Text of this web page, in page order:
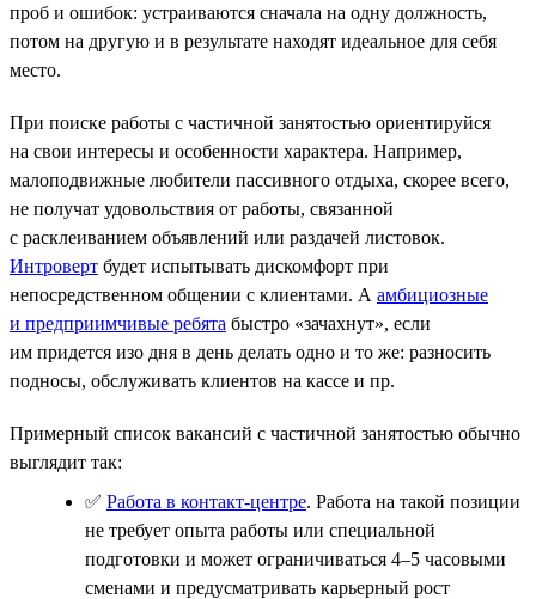
проб и ошибок: устраиваются сначала на одну должность,
потом на другую и в результате находят идеальное для себя
место.
При поиске работы с частичной занятостью ориентируйся
на свои интересы и особенности характера. Например,
малоподвижные любители пассивного отдыха, скорее всего,
не получат удовольствия от работы, связанной
с расклеиванием объявлений или раздачей листовок.
Интроверт будет испытывать дискомфорт при
непосредственном общении с клиентами. А амбициозные
и предприимчивые ребята быстро «зачахнут», если
им придется изо дня в день делать одно и то же: разносить
подносы, обслуживать клиентов на кассе и пр.
Примерный список вакансий с частичной занятостью обычно
выглядит так:
✅ Работа в контакт-центре. Работа на такой позиции
не требует опыта работы или специальной
подготовки и может ограничиваться 4–5 часовыми
сменами и предусматривать карьерный рост